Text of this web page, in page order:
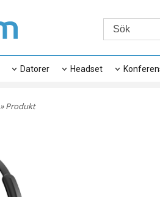
Datorer Headset
» Produkt